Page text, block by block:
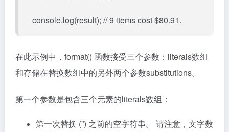
console.log(result); // 9 items cost $80.91.
在此示例中，format() 函数接受三个参数：literals数组
和存储在替换数组中的另外两个参数substitutions。
第一个参数是包含三个元素的literals数组：
第一次替换 (”) 之前的空字符串。 请注意，文字数